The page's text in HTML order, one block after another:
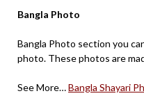
Bangla Photo
Bangla Photo section you
photo. These photos are
See More…Bangla Shayari